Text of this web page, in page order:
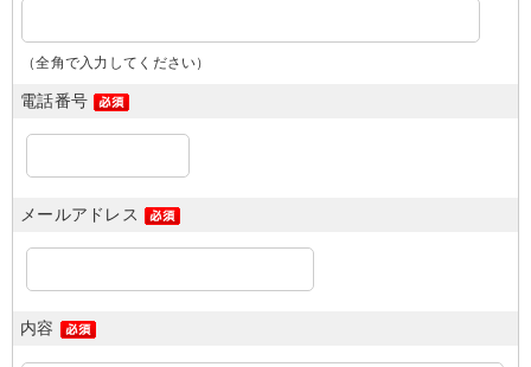
（全角で入力してください）
電話番号
メールアドレス
内容